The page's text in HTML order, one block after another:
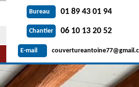
Bureau 01 89 43 01 94
Chantier 06 10 13 20 52
E-mail